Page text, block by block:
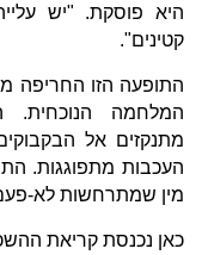
קטינים".
התופעה הזו החריפה
המלחמה הנוכחית.
מתנקזים אל
העכבות מתפוגגות.
מין שמתרחשות לא-פעם
כאן נכנסת קריאת